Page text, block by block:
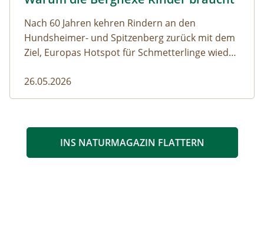
Nach 60 Jahren kehren Rindern an den
Hundsheimer- und Spitzenberg zurück mit dem
Ziel, Europas Hotspot für Schmetterlinge wieder
26.05.2026
INS NATURMAGAZIN FLATTERN